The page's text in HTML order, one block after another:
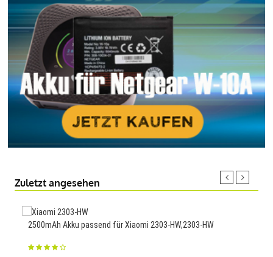
Zuletzt angesehen
2500mAh Akku passend für Xiaomi 2303-HW,2303-HW